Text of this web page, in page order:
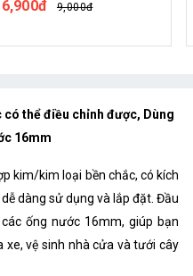
6,900đ 9,000đ
thể điều chỉnh được, Dùng
16mm
kim/kim loại bền chắc, có kích
dàng sử dụng và lắp đặt. Đầu
ống nước 16mm, giúp bạn
vệ sinh nhà cửa và tưới cây